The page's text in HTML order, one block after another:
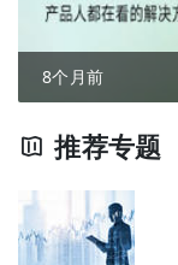
8个月前
推荐专题